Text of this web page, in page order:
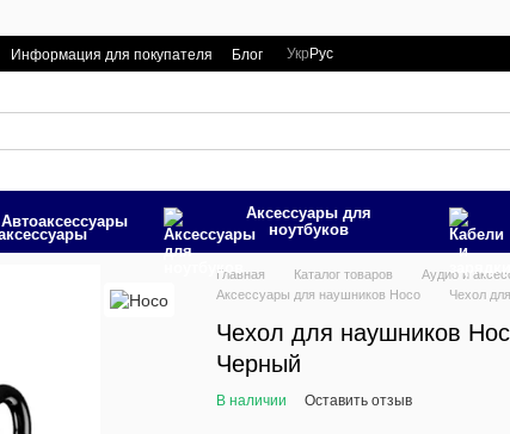
Информация для покупателя Блог Укр Рус
Автоаксесcуары
Аксессуары для
ноутбуков
Главная Каталог товаров Аудио и
Аксессуары для наушников Hoco
Чехол
Чехол для наушников
Черный
В наличии Оставить отзыв